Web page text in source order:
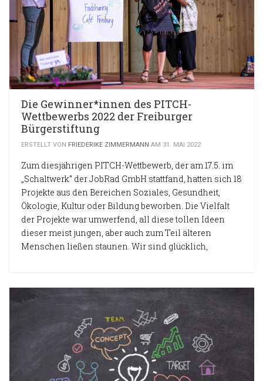
Die Gewinner*innen des PITCH-
Wettbewerbs 2022 der Freiburger
Bürgerstiftung
ERSTELLT VON FRIEDERIKE ZIMMERMANN AM 31. MAI 2022
Zum diesjährigen PITCH-Wettbewerb, der am 17.5. im
„Schaltwerk“ der JobRad GmbH stattfand, hatten sich 18
Projekte aus den Bereichen Soziales, Gesundheit,
Ökologie, Kultur oder Bildung beworben. Die Vielfalt
der Projekte war umwerfend, all diese tollen Ideen
dieser meist jungen, aber auch zum Teil älteren
Menschen ließen staunen. Wir sind glücklich,